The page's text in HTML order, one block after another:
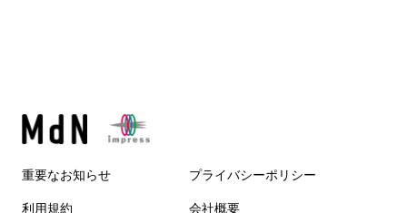
重要なお知らせ プライバシーポリシー
利用規約 会社概要